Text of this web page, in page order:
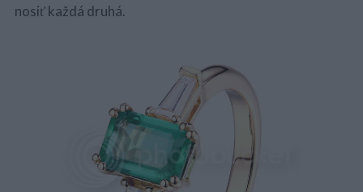
nosiť každá druhá.